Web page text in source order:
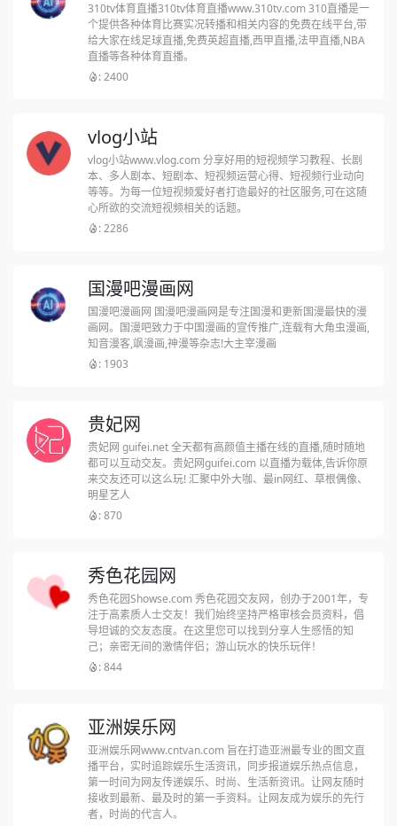
310tv体育直播310tv体育直播www.310tv.com 310直播是一
个提供各种体育比赛实况转播和相关内容的免费在线平台,带
给大家在线足球直播,免费英超直播,西甲直播,法甲直播,NBA
直播等各种体育直播。
: 2400
vlog小站
vlog小站www.vlog.com 分享好用的短视频学习教程、长剧
本、多人剧本、短剧本、短视频运营心得、短视频行业动向
等等。为每一位短视频爱好者打造最好的社区服务,可在这随
心所欲的交流短视频相关的话题。
: 2286
国漫吧漫画网
国漫吧漫画网 国漫吧漫画网是专注国漫和更新国漫最快的漫
画网。国漫吧致力于中国漫画的宣传推广,连载有大角虫漫画,
知音漫客,飒漫画,神漫等杂志!大主宰漫画
: 1903
贵妃网
贵妃网 guifei.net 全天都有高颜值主播在线的直播,随时随地
都可以互动交友。贵妃网guifei.com 以直播为载体,告诉你原
来交友还可以这么玩! 汇聚中外大咖、最in网红、草根偶像、
明星艺人
: 870
秀色花园网
秀色花园Showse.com 秀色花园交友网，创办于2001年，专
注于高素质人士交友！我们始终坚持严格审核会员资料，倡
导坦诚的交友态度。在这里您可以找到分享人生感悟的知
己；亲密无间的激情伴侣；游山玩水的快乐玩伴！
: 844
亚洲娱乐网
亚洲娱乐网www.cntvan.com 旨在打造亚洲最专业的图文直
播平台，实时追踪娱乐生活资讯，同步报道娱乐热点信息，
第一时间为网友传递娱乐、时尚、生活新资讯。让网友随时
接收到最新、最及时的第一手资料。让网友成为娱乐的先行
者，时尚的代言人。